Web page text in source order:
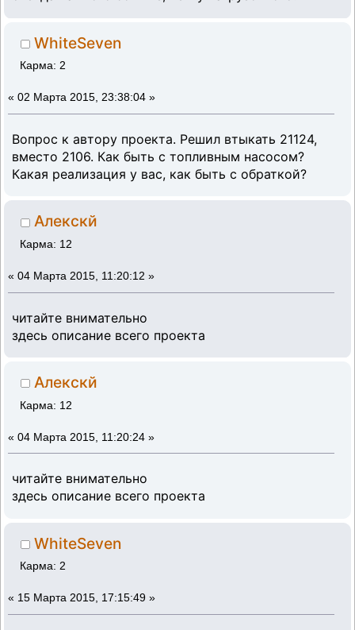
WhiteSeven
Карма: 2
« 02 Марта 2015, 23:38:04 »
Вопрос к автору проекта. Решил втыкать 21124,
вместо 2106. Как быть с топливным насосом?
Какая реализация у вас, как быть с обраткой?
Алекскй
Карма: 12
« 04 Марта 2015, 11:20:12 »
читайте внимательно
здесь описание всего проекта
Алекскй
Карма: 12
« 04 Марта 2015, 11:20:24 »
читайте внимательно
здесь описание всего проекта
WhiteSeven
Карма: 2
« 15 Марта 2015, 17:15:49 »